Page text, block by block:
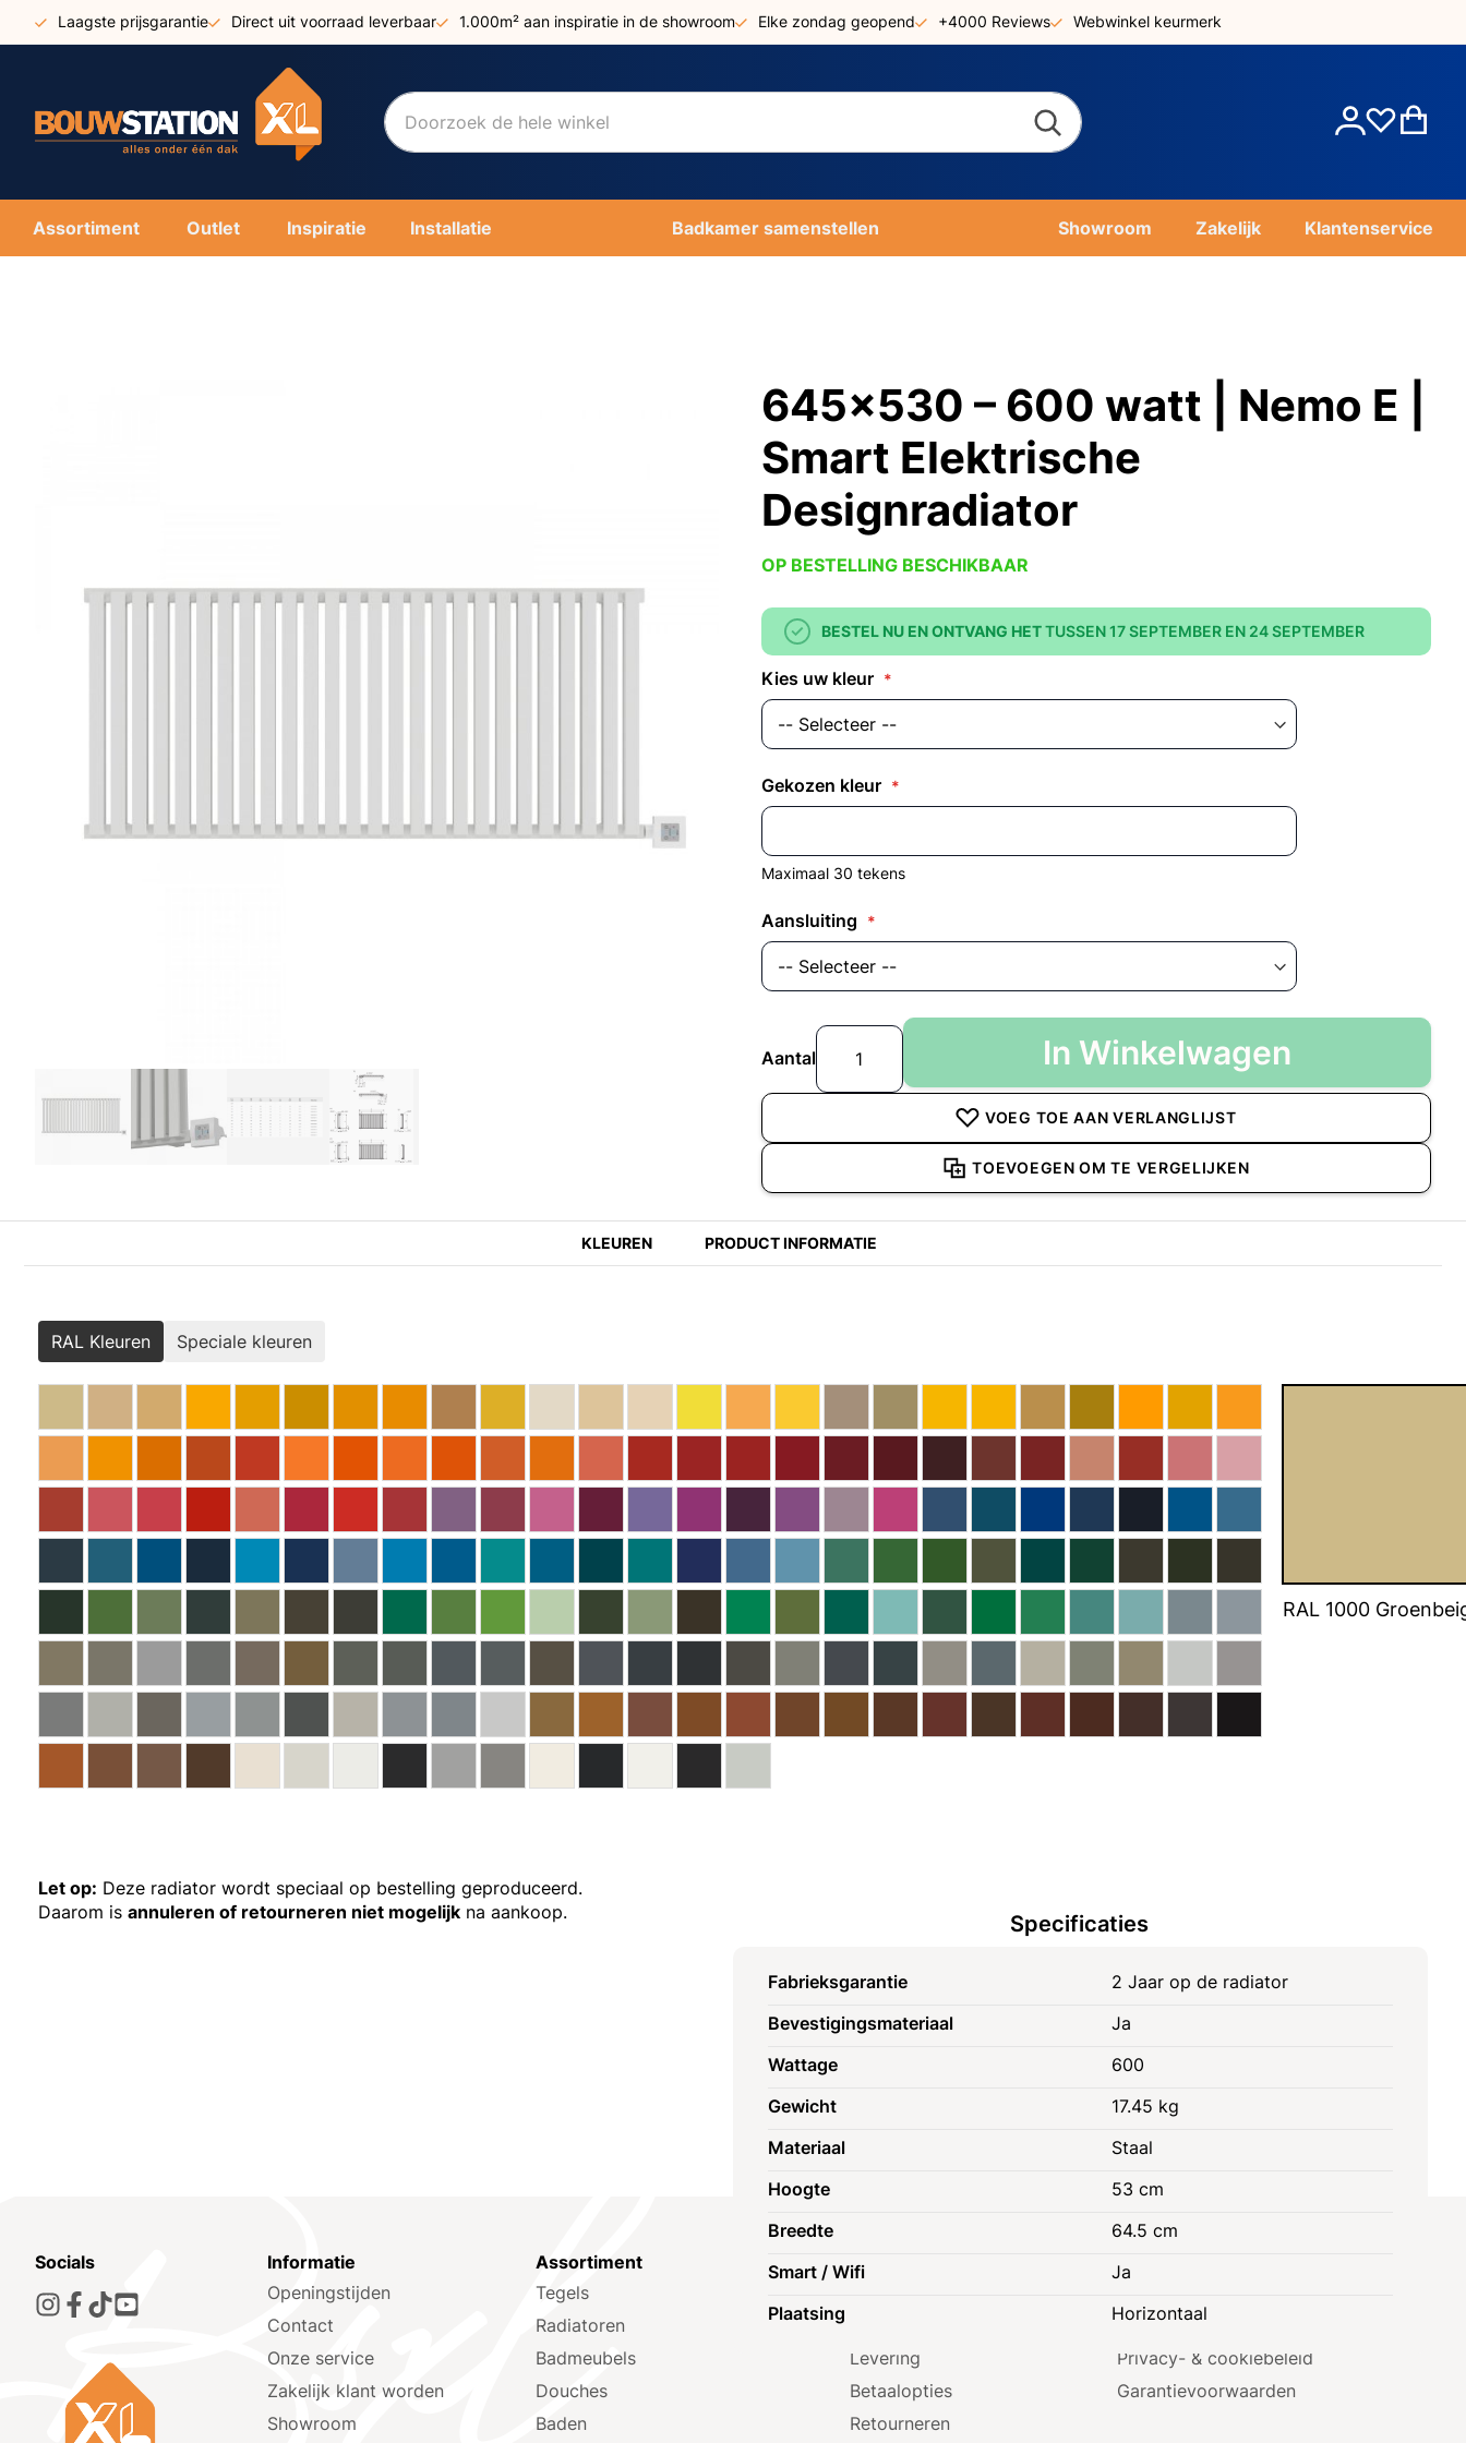
Ga
naar
Laagste prijsgarantie Direct uit voorraad leverbaar 1.000m² aan inspiratie in de showroom Elke zondag geopend +4000 Reviews Webwinkel keurmerk
Account
Assortiment Outlet Inspiratie Installatie Badkamer samenstellen Showroom Zakelijk Klantenservice
645x530 – 600 watt | Nemo E |
Smart Elektrische
Designradiator
OP BESTELLING BESCHIKBAAR
BESTEL NU EN ONTVANG HETTUSSEN 17 SEPTEMBER EN 24 SEPTEMBER
Kies uw kleur
Gekozen kleur
Maximaal 30 tekens
Aansluiting
Aantal In Winkelwagen
VOEG TOE AAN VERLANGLIJST
TOEVOEGEN OM TE VERGELIJKEN
KLEUREN PRODUCT INFORMATIE
RAL Kleuren Speciale kleuren
RAL 1000
Specificaties
Fabrieksgarantie
2 Jaar op de radiator
Bevestigingsmateriaal
Ja
Wattage
600
Gewicht
17.45 kg
Materiaal
Staal
Hoogte
53 cm
Breedte
64.5 cm
Smart / Wifi
Ja
Plaatsing
Horizontaal
Let op: Deze radiator wordt speciaal op bestelling geproduceerd.
Daarom is annuleren of retourneren niet mogelijk na aankoop.
Socials
Informatie
Openingstijden
Contact
Onze service
Zakelijk klant worden
Showroom
Assortiment
Tegels
Radiatoren
Badmeubels
Douches
Baden
Klantenservice
Levering
Betaalopties
Retourneren
Juridische informatie
Consumenten­voorwaarden
Privacy- & cookiebeleid
Garantie­voorwaarden